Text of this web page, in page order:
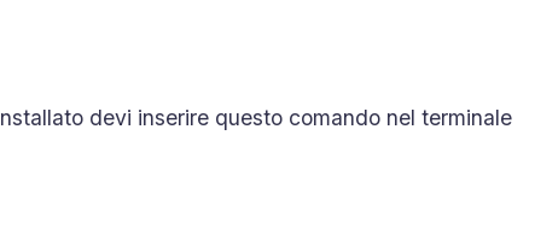
devi inserire questo comando nel terminale